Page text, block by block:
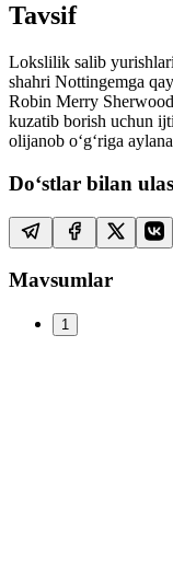
Tavsif
Lokslilik salib
shahri Nottingemga
Robin Merry
kuzatib borish uchun
olijanob oʻgʻriga
Do‘stlar bilan
Mavsumlar
1